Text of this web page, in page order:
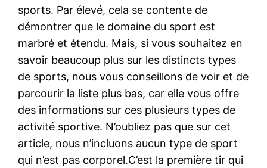
sports. Par élevé, cela se contente de
démontrer que le domaine du sport est
marbré et étendu. Mais, si vous souhaitez en
savoir beaucoup plus sur les distincts types
de sports, nous vous conseillons de voir et de
parcourir la liste plus bas, car elle vous offre
des informations sur ces plusieurs types de
activité sportive. N’oubliez pas que sur cet
article, nous n’incluons aucun type de sport
qui n’est pas corporel.C’est la première tir qui